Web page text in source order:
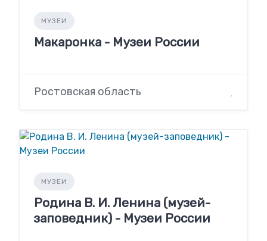
МУЗЕИ
Макаронка - Музеи России
Ростовская область
МУЗЕИ
Родина В. И. Ленина (музей-
заповедник) - Музеи России